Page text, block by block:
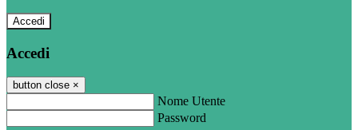
Accedi
Accedi
button close ×
Nome Utente
Password